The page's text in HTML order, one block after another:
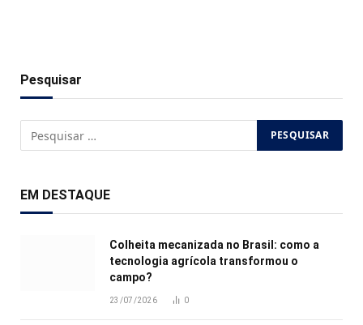
Pesquisar
EM DESTAQUE
Colheita mecanizada no Brasil: como a
tecnologia agrícola transformou o
campo?
23/07/2026 0